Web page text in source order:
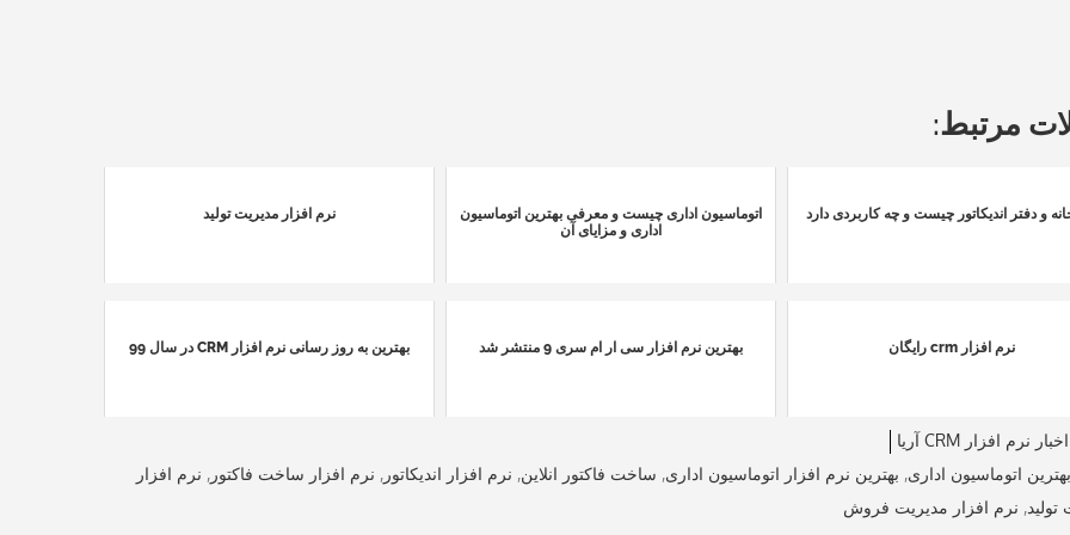
مرتبط:
و دفتر اندیکاتور چیست و چه کاربردی دارد
اتوماسیون اداری چیست و معرفی بهترین اتوماسیون
اداری و مزایای آن
نرم افزار مدیریت تولید
نرم افزار crm رایگان بهترین نرم افزار سی ار ام سری 9 منتشر شد بهترین به روز رسانی نرم افزار CRM در سال 99
اخبار نرم افزار CRM آریا
بهترین اتوماسیون اداری, بهترین نرم افزار اتوماسیون اداری, ساخت فاکتور انلاین, نرم افزار اندیکاتور, نرم افزار ساخت فاکتور, نرم افزار
تولید, نرم افزار مدیریت فروش